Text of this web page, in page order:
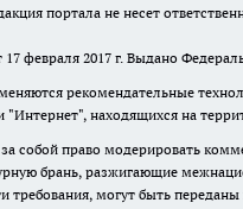
портала не несет
17 февраля 2017 г. Выдано
рекомендательные
"Интернет", находящихся на
собой право модерировать
брань, разжигающие
требования, могут быть